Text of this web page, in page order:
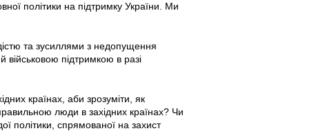
​​політики на підтримку України. Ми
та зусиллями з недопущення
підтримкою в разі
країнах, аби зрозуміти, як
люди в західних країнах? Чи
політики, спрямованої на захист